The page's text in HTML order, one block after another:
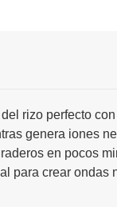
rizo perfecto
genera iones
en pocos
para crear